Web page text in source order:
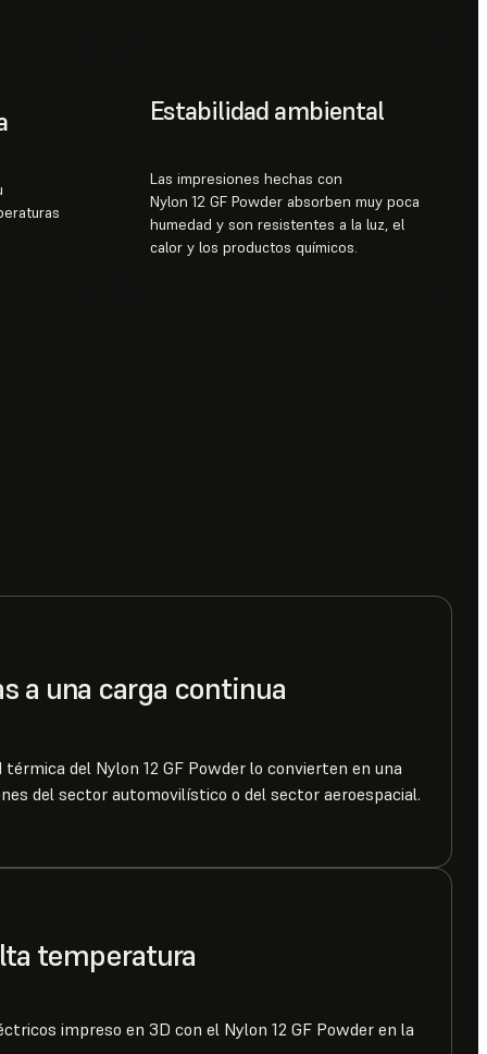
Estabilidad ambiental
Las impresiones hechas con
Nylon 12 GF Powder absorben muy poca
humedad y son resistentes a la luz, el
calor y los productos químicos.
a una carga continua
del Nylon 12 GF Powder lo convierten en una
del sector automovilístico o del sector aeroespacial.
temperatura
impreso en 3D con el Nylon 12 GF Powder en la